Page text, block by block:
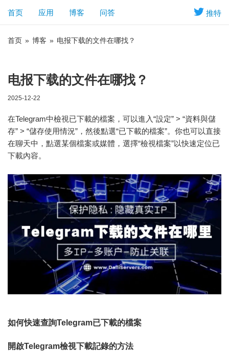
推特
首页 应用 博客 问答
首页 » 博客 » 电报下载的文件在哪找？
电报下载的文件在哪找？
2025-12-22
在Telegram中檢視已下載的檔案，可以進入“設定” > “資料與儲
存” > “儲存使用情況”，然後點選“已下載的檔案”。你也可以直接
在聊天中，點選某個檔案或媒體，選擇“檢視檔案”以快速定位已
下載內容。
如何快速查詢Telegram已下載的檔案
開啟Telegram檢視下載記錄的方法